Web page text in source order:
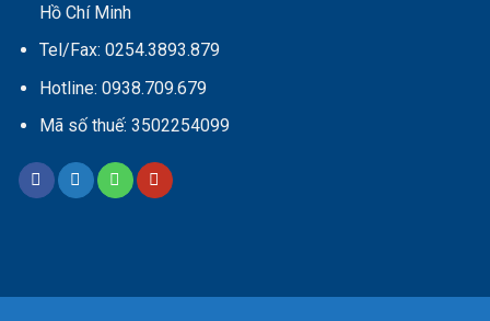
Hồ Chí Minh
Tel/Fax: 0254.3893.879
Hotline: 0938.709.679
Mã số thuế: 3502254099